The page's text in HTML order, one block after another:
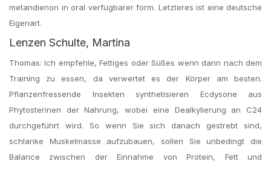
metandienon in oral verfügbarer form. Letzteres ist eine deutsche
Eigenart.
Lenzen Schulte, Martina
Thomas: Ich empfehle, Fettiges oder Süßes wenn dann nach dem
Training zu essen, da verwertet es der Körper am besten.
Pflanzenfressende Insekten synthetisieren Ecdysone aus
Phytosterinen der Nahrung, wobei eine Dealkylierung an C24
durchgeführt wird. So wenn Sie sich danach gestrebt sind,
schlanke Muskelmasse aufzubauen, sollen Sie unbedingt die
Balance zwischen der Einnahme von Protein, Fett und